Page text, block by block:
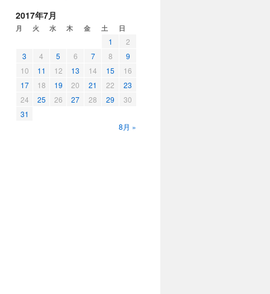
2017年7月
月 火 水 木 金 土 日
8月 »
1
2
3
4 5 6 7 8
9
10
11 12 13 14 15
16
17
18 19 20 21 22
23
24
25 26 27 28 29
30
31